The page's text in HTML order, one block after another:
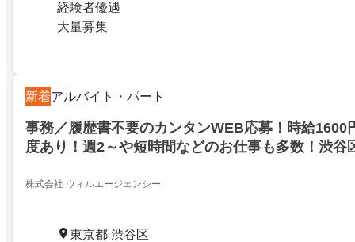
経験者優遇
大量募集
新着アルバイト・パート
事務／履歴書不要のカンタンWEB応募！時給1600
度あり！週2～や短時間などのお仕事も多数！渋谷
株式会社 ウィルエージェンシー
東京都 渋谷区